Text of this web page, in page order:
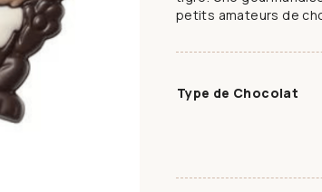
petits amateurs de
Type de Chocolat